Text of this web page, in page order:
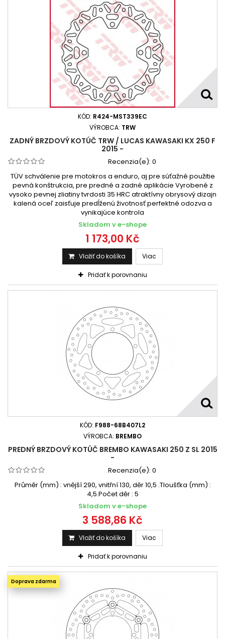
KÓD: R424-MST339EC
VÝROBCA: TRW
ZADNÝ BRZDOVÝ KOTÚČ TRW / LUCAS KAWASAKI KX 250 F
2015 -
Recenzia(e): 0
TÜV schválenie pre motokros a enduro, aj pre súťažné použitie
pevná konštrukcia, pre predné a zadné aplikácie Vyrobené z
vysoko pevnej zliatiny tvrdosti 35 HRC atraktívny obrysový dizajn
kalená oceľ zaisťuje predĺženú životnosť perfektné odozva a
vynikajúce kontrola
Skladom v e-shope
1 173,00 Kč
Vložiť do košíka Viac
Pridať k porovnaniu
KÓD: F988-68B407L2
VÝROBCA: BREMBO
PREDNÝ BRZDOVÝ KOTÚČ BREMBO KAWASAKI 250 Z SL 2015
-
Recenzia(e): 0
Průměr (mm) : vnější 290, vnitřní 130, děr 10,5 .Tloušťka (mm) :
4,5.Počet děr : 5
Skladom v e-shope
3 588,86 Kč
Vložiť do košíka Viac
Pridať k porovnaniu
Doprava zdarma